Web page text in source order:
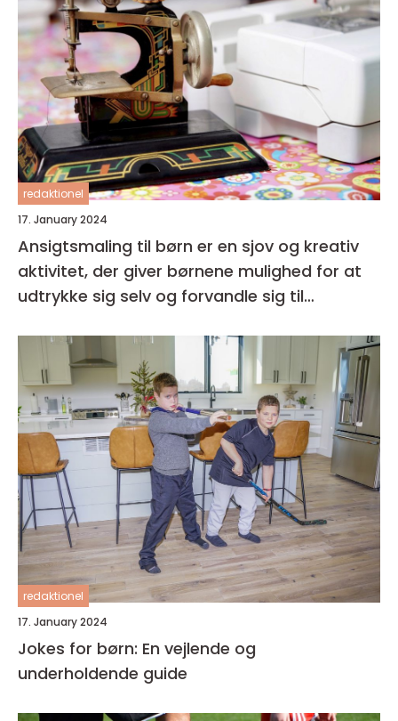
redaktionel
17. January 2024
Ansigtsmaling til børn er en sjov og kreativ
aktivitet, der giver børnene mulighed for at
udtrykke sig selv og forvandle sig til
redaktionel
17. January 2024
Jokes for børn: En vejlende og
underholdende guide